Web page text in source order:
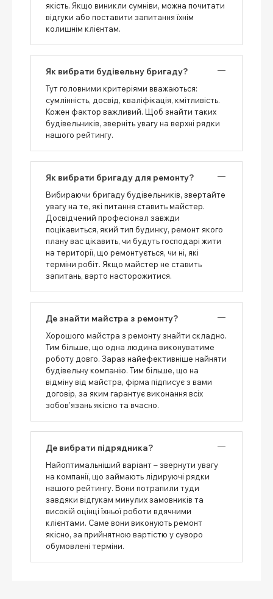
якість. Якщо виникли сумніви, можна почитати
відгуки або поставити запитання їхнім
колишнім клієнтам.
Як вибрати будівельну бригаду?
Тут головними критеріями вважаються:
сумлінність, досвід, кваліфікація, кмітливість.
Кожен фактор важливий. Щоб знайти таких
будівельників, зверніть увагу на верхні рядки
нашого рейтингу.
Як вибрати бригаду для ремонту?
Вибираючи бригаду будівельників, звертайте
увагу на те, які питання ставить майстер.
Досвідчений професіонал завжди
поцікавиться, який тип будинку, ремонт якого
плану вас цікавить, чи будуть господарі жити
на території, що ремонтується, чи ні, які
терміни робіт. Якщо майстер не ставить
запитань, варто насторожитися.
Де знайти майстра з ремонту?
Хорошого майстра з ремонту знайти складно.
Тим більше, що одна людина виконуватиме
роботу довго. Зараз найефективніше найняти
будівельну компанію. Тим більше, що на
відміну від майстра, фірма підписує з вами
договір, за яким гарантує виконання всіх
зобов’язань якісно та вчасно.
Де вибрати підрядника?
Найоптимальніший варіант – звернути увагу
на компанії, що займають лідируючі рядки
нашого рейтингу. Вони потрапили туди
завдяки відгукам минулих замовників та
високій оцінці їхньої роботи вдячними
клієнтами. Саме вони виконують ремонт
якісно, ​​за прийнятною вартістю у суворо
обумовлені терміни.